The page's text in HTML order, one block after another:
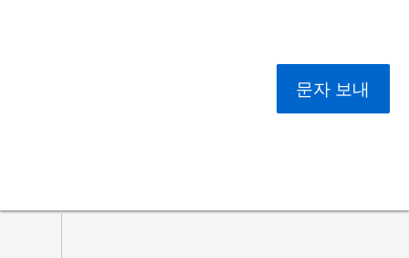
문자 보내